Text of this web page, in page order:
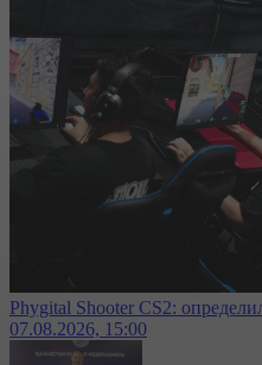
Phygital Shooter CS2:
07.08.2026, 15:00